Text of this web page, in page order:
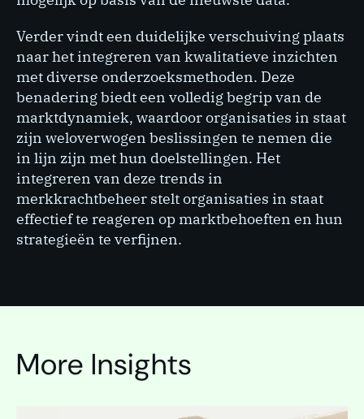
Verder vindt een duidelijke verschuiving plaats
naar het integreren van kwalitatieve inzichten
met diverse onderzoeksmethoden. Deze
benadering biedt een volledig begrip van de
marktdynamiek, waardoor organisaties in staat
zijn weloverwogen beslissingen te nemen die
in lijn zijn met hun doelstellingen. Het
integreren van deze trends in
merkkrachtbeheer stelt organisaties in staat
effectief te reageren op marktbehoeften en hun
strategieën te verfijnen.
More Insights